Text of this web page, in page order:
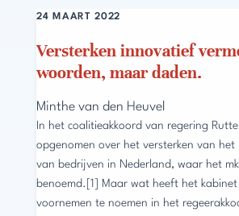
Versterken innovatief
woorden, maar daden.
24 MAART 2022
Minthe van den Heuvel
In het coalitieakkoord van regering
opgenomen over het versterken van
van bedrijven in Nederland, waar het
benoemd.[1] Maar wat heeft het
voornemen te noemen in het